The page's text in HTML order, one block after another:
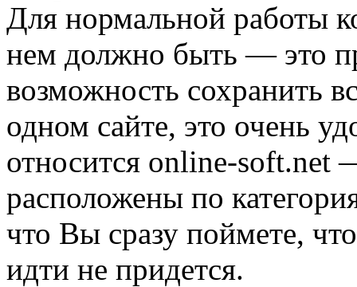
Для нормальной работы
нем должно быть — это
возможность сохранить
одном сайте, это очень
относится online-soft.net
расположены по
что Вы сразу поймете,
идти не придется.